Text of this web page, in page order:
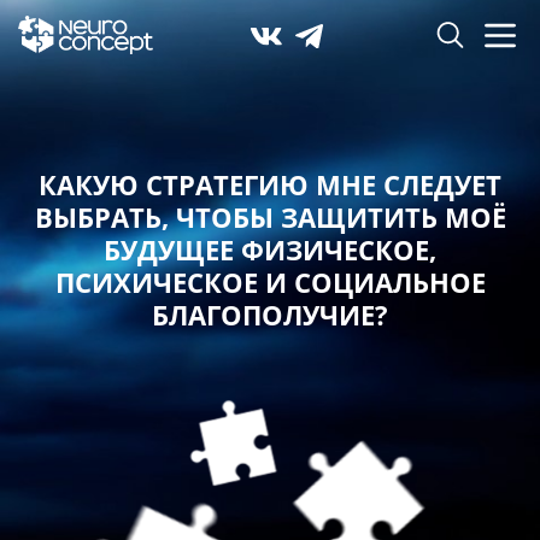
КАКУЮ СТРАТЕГИЮ МНЕ СЛЕДУЕТ
ВЫБРАТЬ,ЧТОБЫ ЗАЩИТИТЬ МОЁ
БУДУЩЕЕ ФИЗИЧЕСКОЕ,
ПСИХИЧЕСКОЕ И СОЦИАЛЬНОЕ
БЛАГОПОЛУЧИЕ?